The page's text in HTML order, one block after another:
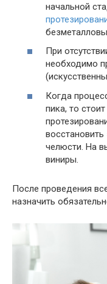
начальной
При
необходимо
Когда
пика, то
челюсти. На
виниры.
После проведения
назначить